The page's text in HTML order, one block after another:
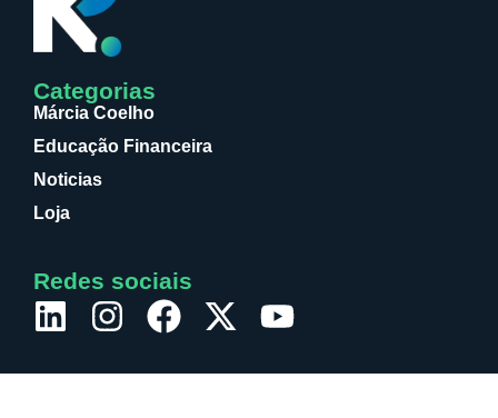
Categorias
Márcia Coelho
Educação Financeira
Noticias
Loja
Redes sociais